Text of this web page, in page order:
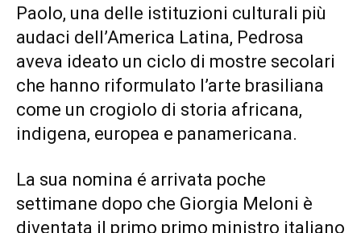
Paolo, una delle istituzioni culturali più
audaci dell’America Latina, Pedrosa
aveva ideato un ciclo di mostre secolari
che hanno riformulato l’arte brasiliana
come un crogiolo di storia africana,
indigena, europea e panamericana.
La sua nomina é arrivata poche
settimane dopo che Giorgia Meloni è
diventata il primo primo ministro italiano